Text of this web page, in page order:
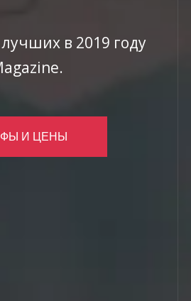
в 2019 году
И ЦЕНЫ